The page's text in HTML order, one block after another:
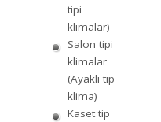
tipi
klimalar)
Salon tipi
klimalar
(Ayaklı tip
klima)
Kaset tip